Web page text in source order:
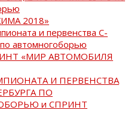
2018»
и первенства С-
автомногоборью
«МИР АВТОМОБИЛЯ
И ПЕРВЕНСТВА
ПО
и СПРИНТ